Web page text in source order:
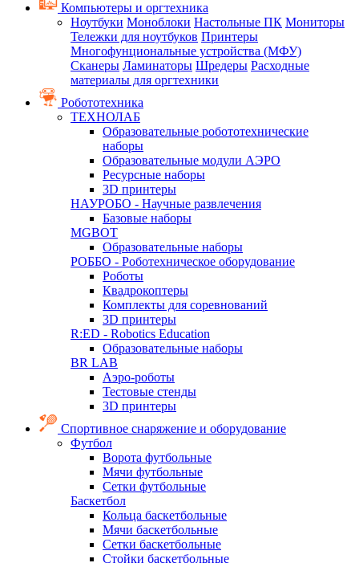
Компьютеры и оргтехника
Ноутбуки Моноблоки Настольные ПК Мониторы
Тележки для ноутбуков Принтеры
Многофунциональные устройства (МФУ)
Сканеры Ламинаторы Шредеры Расходные
материалы для оргтехники
Робототехника
ТЕХНОЛАБ
Образовательные робототехнические
наборы
Образовательные модули АЭРО
Ресурсные наборы
3D принтеры
НАУРОБО - Научные развлечения
Базовые наборы
MGBOT
Образовательные наборы
РОББО - Роботехническое оборудование
Роботы
Квадрокоптеры
Комплекты для соревнований
3D принтеры
R:ED - Robotics Education
Образовательные наборы
BR LAB
Аэро-роботы
Тестовые стенды
3D принтеры
Спортивное снаряжение и оборудование
Футбол
Ворота футбольные
Мячи футбольные
Сетки футбольные
Баскетбол
Кольца баскетбольные
Мячи баскетбольные
Сетки баскетбольные
Стойки баскетбольные